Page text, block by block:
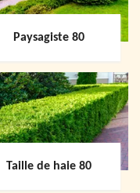
Paysagiste 80
Taille de haie 80